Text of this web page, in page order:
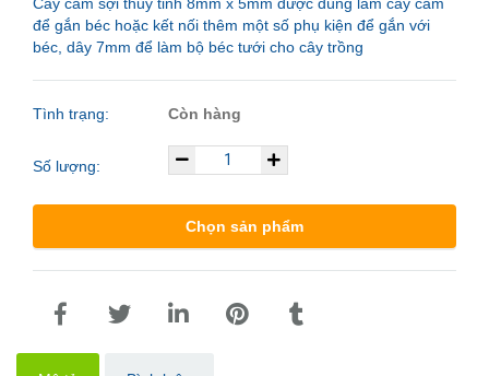
để gắn béc hoặc kết nối thêm một số phụ kiện để gắn với
béc, dây 7mm để làm bộ béc tưới cho cây trồng
Tình trạng: Còn hàng
Số lượng:
Chọn sản phẩm